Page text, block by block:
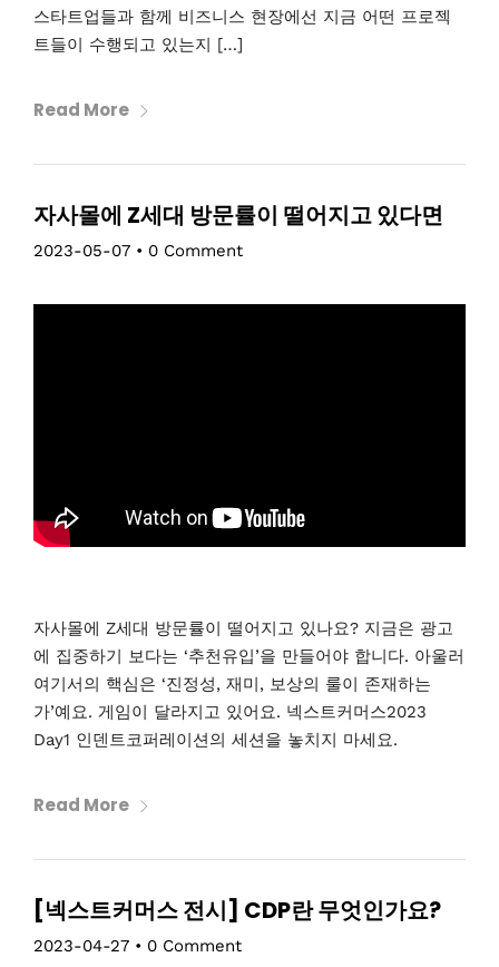
스타트업들과 함께 비즈니스 현장에선 지금 어떤 프로젝
트들이 수행되고 있는지 […]
Read More
자사몰에 Z세대 방문률이 떨어지고 있다면
2023-05-07 • 0 Comment
자사몰에 Z세대 방문률이 떨어지고 있나요? 지금은 광고
에 집중하기 보다는 ‘추천유입’을 만들어야 합니다. 아울러
여기서의 핵심은 ‘진정성, 재미, 보상의 룰이 존재하는
가’예요. 게임이 달라지고 있어요. 넥스트커머스2023
Day1 인덴트코퍼레이션의 세션을 놓치지 마세요.
Read More
[넥스트커머스 전시] CDP란 무엇인가요?
2023-04-27 • 0 Comment